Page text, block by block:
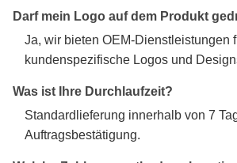
Darf mein Logo auf dem Produkt
Ja, wir bieten OEM-Dienstleistungen
kundenspezifische Logos und
Was ist Ihre Durchlaufzeit?
Standardlieferung innerhalb von 7
Auftragsbestätigung.